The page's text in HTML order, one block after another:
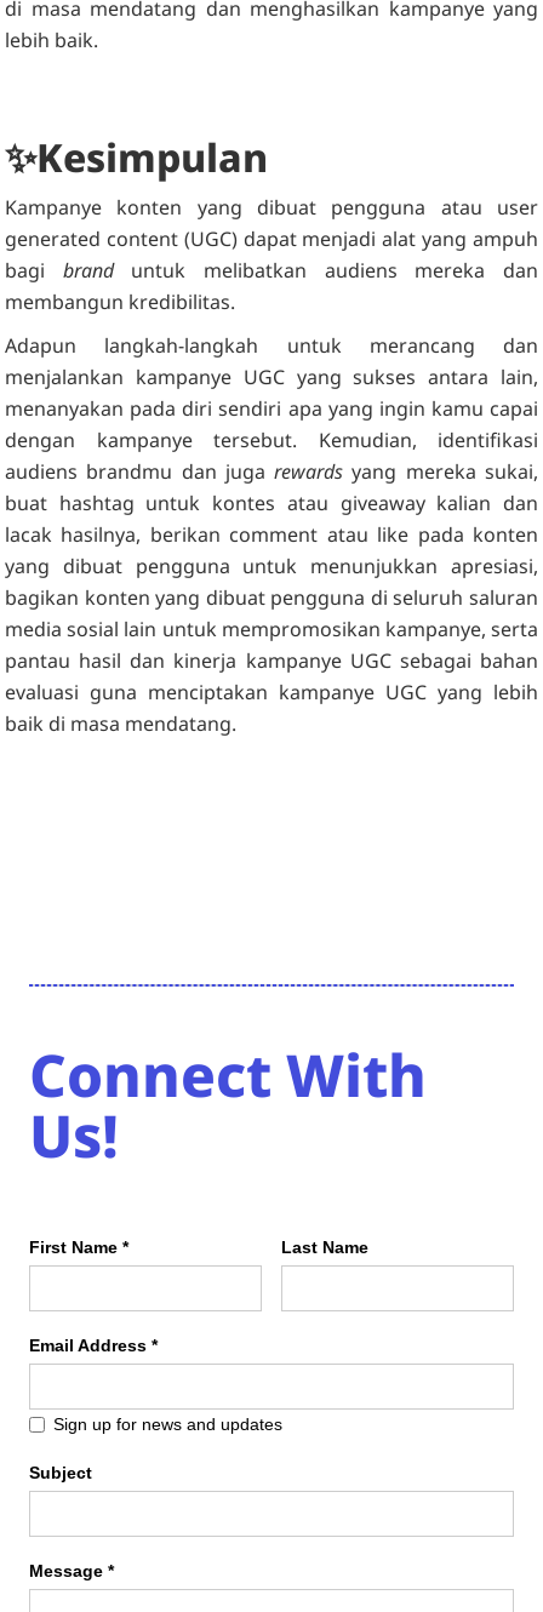
di masa mendatang dan menghasilkan kampanye yang
lebih baik.
✨Kesimpulan
Kampanye konten yang dibuat pengguna atau user
generated content (UGC) dapat menjadi alat yang ampuh
bagi branduntuk melibatkan audiens mereka dan
membangun kredibilitas.
Adapun langkah-langkah untuk merancang dan
menjalankan kampanye UGC yang sukses antara lain,
menanyakan pada diri sendiri apa yang ingin kamu capai
dengan kampanye tersebut. Kemudian, identifikasi
audiens brandmu dan jugarewards yang mereka sukai,
buat hashtag untuk kontes atau giveaway kalian dan
lacak hasilnya, berikan comment atau like pada konten
yang dibuat pengguna untuk menunjukkan apresiasi,
bagikan konten yang dibuat pengguna di seluruh saluran
media sosial lain untuk mempromosikan kampanye, serta
pantau hasil dan kinerja kampanye UGC sebagai bahan
evaluasi guna menciptakan kampanye UGC yang lebih
baik di masa mendatang.
Connect With
Us!
First Name * Last Name
Email Address *
Sign up for news and updates
Subject
Message *